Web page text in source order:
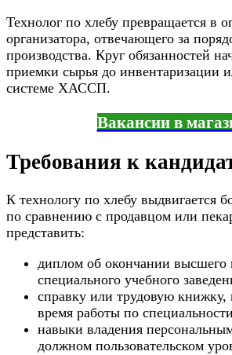
Технолог по хлебу превращается в
организатора, отвечающего за
производства. Круг обязанностей
приемки сырья до инвентаризации
системе ХАССП.
Вакансии в
Требования к
К технологу по хлебу выдвигается
по сравнению с продавцом или
представить:
диплом об окончании высшего
специального учебного
справку или трудовую
время работы по
навыки владения
должном пользовательском